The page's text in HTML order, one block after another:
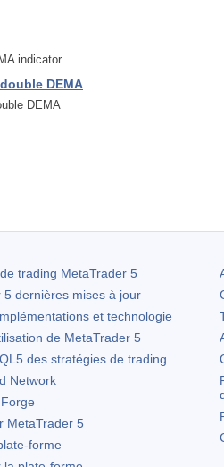
indicator
DEMA
DEMA
trading MetaTrader 5
5dernières mises à jour
et technologie
de MetaTrader 5
des stratégies de trading
Network
MetaTrader 5
forme